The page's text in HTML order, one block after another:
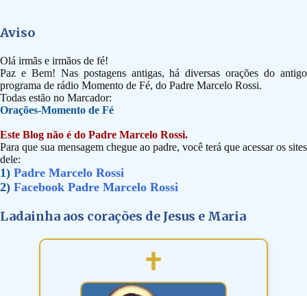
Aviso
Olá irmãs e irmãos de fé!
Paz e Bem! Nas postagens antigas, há diversas orações do antigo
programa de rádio Momento de Fé, do Padre Marcelo Rossi.
Todas estão no Marcador:
Orações-Momento de Fé
Este Blog não é do Padre Marcelo Rossi.
Para que sua mensagem chegue ao padre, você terá que acessar os sites
dele:
1) Padre Marcelo Rossi
2) Facebook Padre Marcelo Rossi
Ladainha aos corações de Jesus e Maria